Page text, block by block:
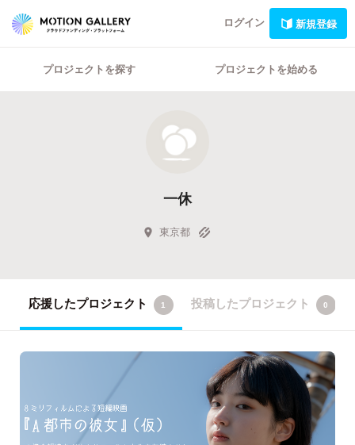
ログイン 新規登録
プロジェクトを探す プロジェクトを始める
一休
東京都
応援したプロジェクト 1 投稿したプロジェクト 0